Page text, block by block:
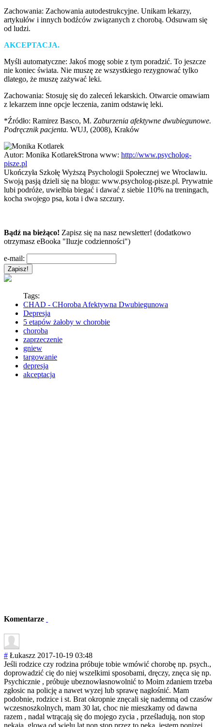
Zachowania: Zachowania autodestrukcyjne. Unikam lekarzy,
artykułów i innych bodźców związanych z chorobą. Odsuwam się
od ludzi.
AKCEPTACJA.
Myśli automatyczne: Jakoś mogę sobie z tym poradzić. To jeszcze
nie koniec świata. Nie muszę ze wszystkiego rezygnować tylko
dlatego, że muszę zażywać leki.
Zachowania: Stosuję się do zaleceń lekarskich. Otwarcie omawiam
z lekarzem inne opcje leczenia, zanim odstawię leki.
*Źródło: Ramirez Basco, M. Zaburzenia afektywne dwubiegunowe.
Podręcznik pacjenta. WUJ, (2008), Kraków
Autor: Monika KotlarekStrona www: http://www.psycholog-
pisze.pl
Ukończyła Szkołę Wyższą Psychologii Społecznej we Wrocławiu.
Swoją pasją dzieli się na blogu: www.psycholog-pisze.pl. Prywatnie
lubi podróże, uwielbia biegać i dawać z siebie 110% na treningach,
kocha swojego psa, kota i dwa szczury.
Bądź na bieżąco! Zapisz się na nasz newsletter! (dodatkowo
otrzymasz eBooka "Iluzje codzienności")
e-mail:
Tags:
CHAD - CHoroba Afektywna Dwubiegunowa
Depresja
5 etapów żałoby w chorobie
choroba
zaprzeczenie
gniew
targowanie
depresja
akceptacja
Komentarze
# Łukaszz 2017-10-19 03:48
Jeśli rodzice czy rodzina próbuje tobie wmówić chorobę np. psych.,
doprowadzić cię do niej wszelkimi sposobami, dręczy, znęca się np.
Psychicznie , próbuje ubeznowłasnowolnić to Moim zdaniem trzeba
zgłosic na policję a nawet wyzej lub sprawę nagłośnić. Mam
podobnie, rodzice i st. Brat okropnie znęcali się nademną od czasów
wczesnoszkolnych, mam 30 lat, choc nie mieszkamy od dawna
razem , nadal wtrącają się do mojego zycia , prześladują, non stop